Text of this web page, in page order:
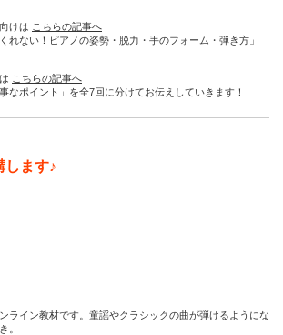
けは こちらの記事へ
れない！ピアノの姿勢・脱力・手のフォーム・弾き方」
こちらの記事へ
なポイント」を全7回に分けてお伝えしていきます！
します♪
ライン教材です。童謡やクラシックの曲が弾けるようにな
。